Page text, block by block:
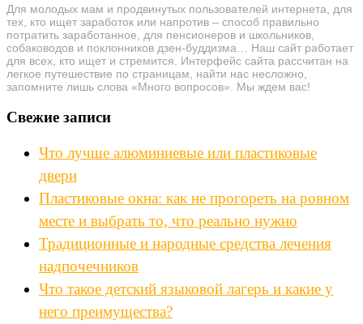
Для молодых мам и продвинутых пользователей интернета, для
тех, кто ищет заработок или напротив – способ правильно
потратить заработанное, для пенсионеров и школьников,
собаководов и поклонников дзен-буддизма… Наш сайт работает
для всех, кто ищет и стремится. Интерфейс сайта рассчитан на
легкое путешествие по страницам, найти нас несложно,
запомните лишь слова «Много вопросов». Мы ждем вас!
Свежие записи
Что лучше алюминиевые или пластиковые
двери
Пластиковые окна: как не прогореть на ровном
месте и выбрать то, что реально нужно
Традиционные и народные средства лечения
надпочечников
Что такое детский языковой лагерь и какие у
него преимущества?